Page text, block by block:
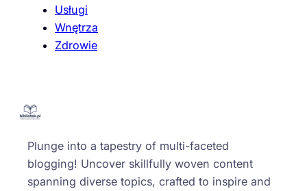
Usługi
Wnętrza
Zdrowie
Plunge into a tapestry of multi-faceted
blogging! Uncover skillfully woven content
spanning diverse topics, crafted to inspire and